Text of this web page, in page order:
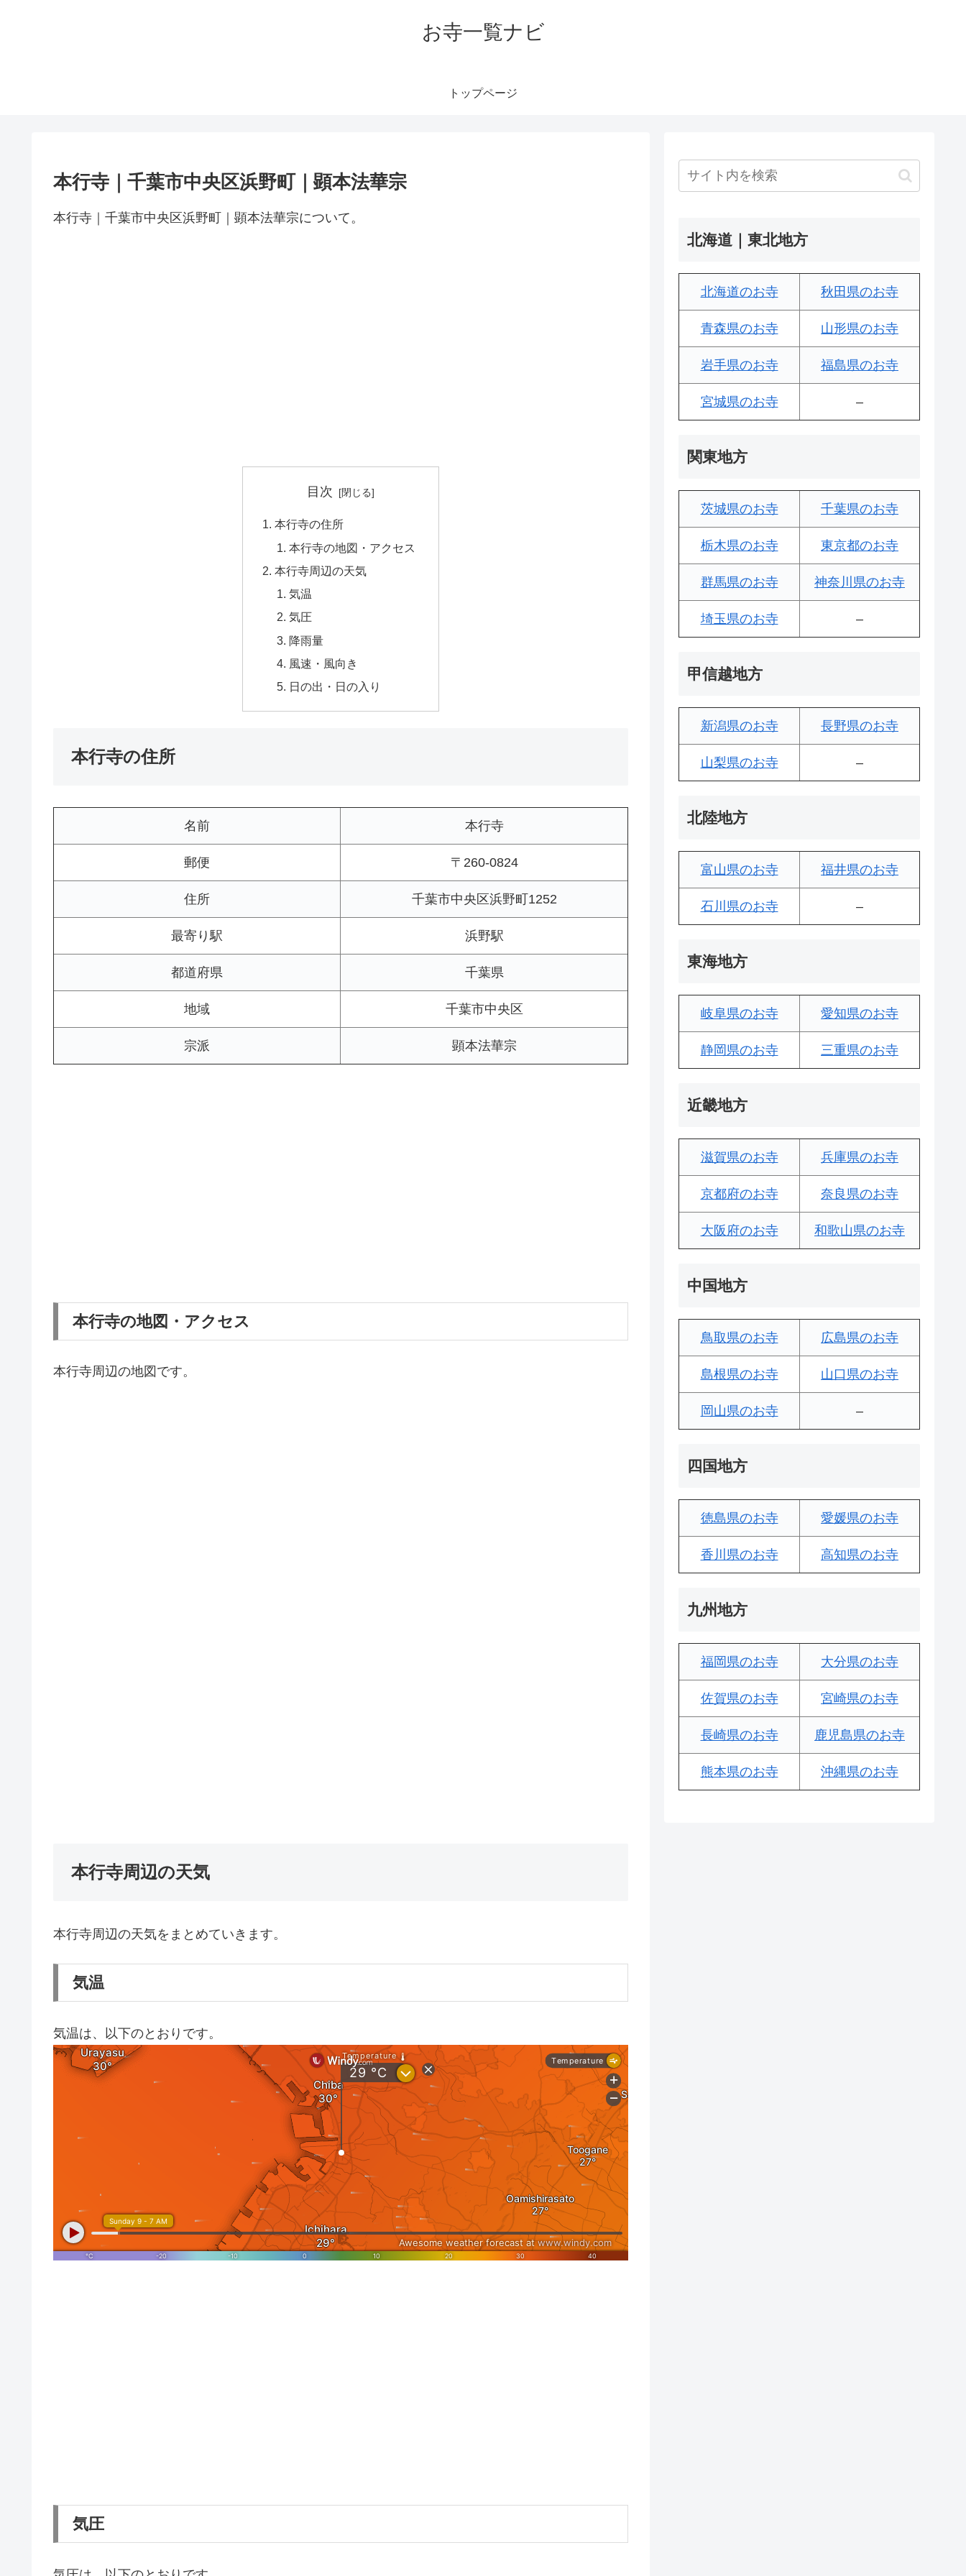
お寺一覧ナビ
トップページ
本行寺｜千葉市中央区浜野町｜顕本法華宗
本行寺｜千葉市中央区浜野町｜顕本法華宗について。
目次
本行寺の住所
本行寺の地図・アクセス
本行寺周辺の天気
気温
気圧
降雨量
風速・風向き
日の出・日の入り
本行寺の住所
名前 本行寺
郵便 〒260-0824
住所 千葉市中央区浜野町1252
最寄り駅 浜野駅
都道府県 千葉県
地域 千葉市中央区
宗派 顕本法華宗
本行寺の地図・アクセス
本行寺周辺の地図です。
本行寺周辺の天気
本行寺周辺の天気をまとめていきます。
気温
気温は、以下のとおりです。
気圧
北海道｜東北地方
北海道のお寺 秋田県のお寺
青森県のお寺 山形県のお寺
岩手県のお寺 福島県のお寺
宮城県のお寺 –
関東地方
茨城県のお寺 千葉県のお寺
栃木県のお寺 東京都のお寺
群馬県のお寺 神奈川県のお寺
埼玉県のお寺 –
甲信越地方
新潟県のお寺 長野県のお寺
山梨県のお寺 –
北陸地方
富山県のお寺 福井県のお寺
石川県のお寺 –
東海地方
岐阜県のお寺 愛知県のお寺
静岡県のお寺 三重県のお寺
近畿地方
滋賀県のお寺 兵庫県のお寺
京都府のお寺 奈良県のお寺
大阪府のお寺 和歌山県のお寺
中国地方
鳥取県のお寺 広島県のお寺
島根県のお寺 山口県のお寺
岡山県のお寺 –
四国地方
徳島県のお寺 愛媛県のお寺
香川県のお寺 高知県のお寺
九州地方
福岡県のお寺 大分県のお寺
佐賀県のお寺 宮崎県のお寺
長崎県のお寺 鹿児島県のお寺
熊本県のお寺 沖縄県のお寺